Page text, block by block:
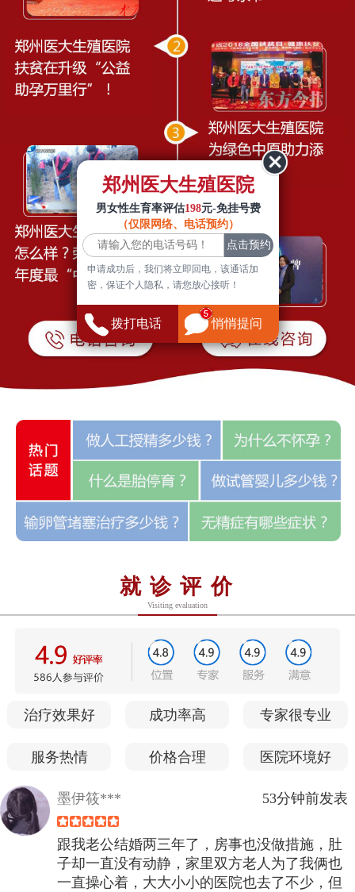
就诊评价
Visiting evaluation
治疗效果好 成功率高 专家很专业
服务热情 价格合理 医院环境好
墨伊筱*** 53分钟前发表
跟我老公结婚两三年了，房事也没做措施，肚
子却一直没有动静，家里双方老人为了我俩也
一直操心着，大大小小的医院也去了不少，但
郑州医大生殖医院
男女性生育率评估198元-免挂号费
（仅限网络、电话预约）
申请成功后，我们将立即回电，该通话加
密，保证个人隐私，请您放心接听！
拨打电话 悄悄提问